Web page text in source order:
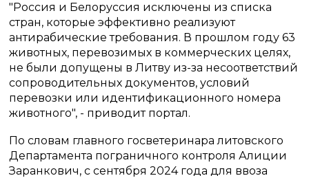
"Россия и Белоруссия исключены из списка
стран, которые эффективно реализуют
антирабические требования. В прошлом году 63
животных, перевозимых в коммерческих целях,
не были допущены в Литву из-за несоответствий
сопроводительных документов, условий
перевозки или идентификационного номера
животного", - приводит портал.
По словам главного госветеринара литовского
Департамента пограничного контроля Алиции
Заранкович, с сентября 2024 года для ввоза